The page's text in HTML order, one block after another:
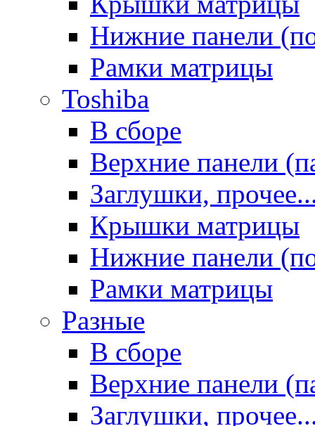
Нижние панели
Рамки матрицы
Toshiba
В сборе
Верхние панели
Заглушки,
Крышки матрицы
Нижние панели
Рамки матрицы
Разные
В сборе
Верхние панели
Заглушки,